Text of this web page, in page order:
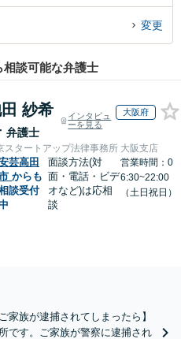
おすすめです。
変更
談可能な弁護士
紗希
弁護士
インタビュ
ーを見る
大阪府
スタートアップ法律事務所 大阪支店
芸高田
からも
談受付
面談方法(対
面・電話・ビデ
オなど)は応相
談
営業時間：0
6:30~22:00
（土日祝日）
家族が逮捕されてしまったら】
です。ご家族が警察に逮捕され